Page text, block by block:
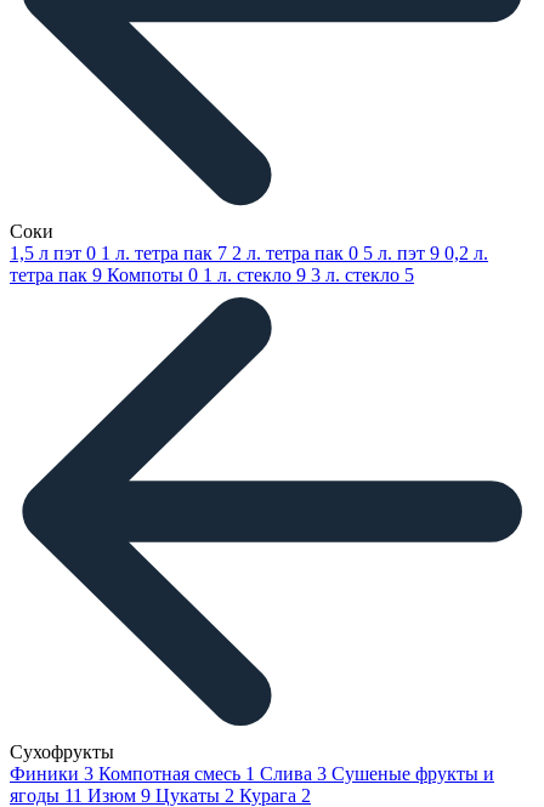
Соки
1,5 л пэт 0 1 л. тетра пак 7 2 л. тетра пак 0 5 л. пэт 9 0,2 л.
тетра пак 9 Компоты 0 1 л. стекло 9 3 л. стекло 5
Сухофрукты
Финики 3 Компотная смесь 1 Слива 3 Сушеные фрукты и
ягоды 11 Изюм 9 Цукаты 2 Курага 2